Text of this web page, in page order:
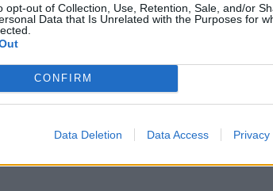
opt-out of Collection, Use, Retention, Sale, and/or
Data that Is Unrelated with the Purposes for
CONFIRM
Data Deletion Data Access Privacy